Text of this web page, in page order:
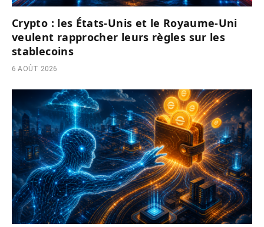
Crypto : les États-Unis et le Royaume-Uni
veulent rapprocher leurs règles sur les
stablecoins
6 AOÛT 2026